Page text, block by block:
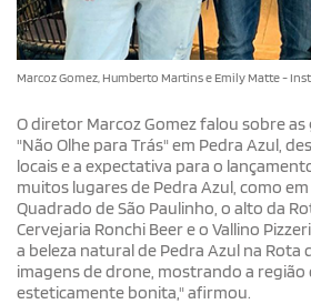
Marcoz Gomez, Humberto Martins e Emily Matte -
O diretor Marcoz Gomez falou sobre
"Não Olhe para Trás" em Pedra Azul,
locais e a expectativa para o
muitos lugares de Pedra Azul, como
Quadrado de São Paulinho, o alto da
Cervejaria Ronchi Beer e o Vallino
a beleza natural de Pedra Azul na
imagens de drone, mostrando a região
esteticamente bonita," afirmou.